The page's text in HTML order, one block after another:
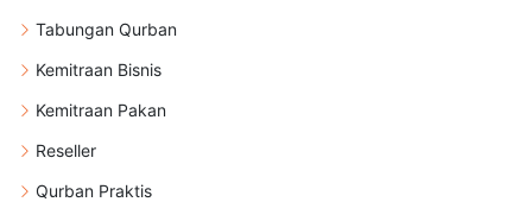
Tabungan Qurban
Kemitraan Bisnis
Kemitraan Pakan
Reseller
Qurban Praktis